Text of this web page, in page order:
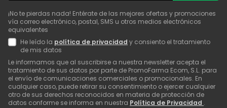
¡No te pierdas nada! Entérate de las mejores ofertas y promociones
vía correo electrónico, postal, SMS u otros medios electrónicos
equivalentes
He leído la política de privacidad y consiento el tratamiento
de mis datos
Le informamos que al suscribirse a nuestra newsletter acepta el
tratamiento de sus datos por parte de PromoFarma Ecom, S.L. para
el envío de comunicaciones comerciales o promocionales. En
cualquier caso, puede retirar su consentimiento o ejercer cualquier
otro de sus derechos reconocidos en materia de protección de
datos conforme se informa en nuestra Política de Privacidad .